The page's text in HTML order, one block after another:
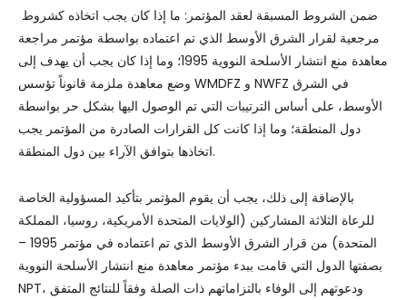
مرجعية لقرار الشرق الأوسط الذي تم اعتماده بواسطة مؤتمر مراجعة
معاهدة منع انتشار الأسلحة النووية 1995؛ وما إذا كان يجب أن يهدف إلى
وضع معاهدة ملزمة قانوناً تؤسس WMDFZ و NWFZ في الشرق
الأوسط، على أساس الترتيبات التي تم الوصول اليها بشكل حر بواسطة
دول المنطقة؛ وما إذا كانت كل القرارات الصادرة من المؤتمر يجب
اتخاذها بتوافق الآراء بين دول المنطقة.
بالإضافة إلى ذلك، يجب أن يقوم المؤتمر بتأكيد المسؤولية الخاصة
للرعاة الثلاثة المشاركين (الولايات المتحدة الأمريكية، روسيا، المملكة
المتحدة) من قرار الشرق الأوسط الذي تم اعتماده في مؤتمر 1995 –
بصفتها الدول التي قامت ببدء مؤتمر معاهدة منع انتشار الأسلحة النووية
NPT، ودعوتهم إلى الوفاء بالتزاماتهم ذات الصلة وفقاً للنتائج المتفق